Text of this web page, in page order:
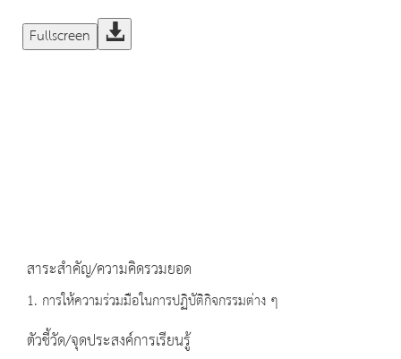
Fullscreen
สาระสำคัญ/ความคิดรวมยอด
1. การให้ความร่วมมือในการปฏิบัติกิจกรรมต่าง ๆ
ตัวชี้วัด/จุดประสงค์การเรียนรู้